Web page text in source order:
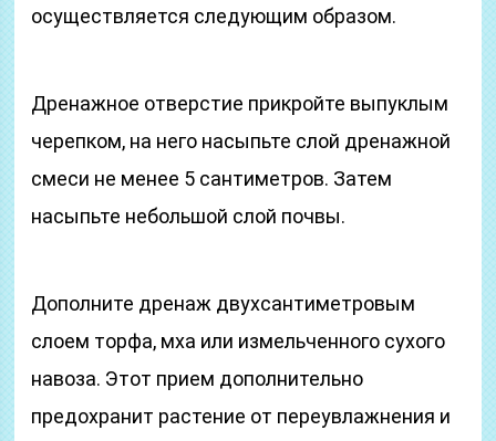
осуществляется следующим образом.
Дренажное отверстие прикройте выпуклым
черепком, на него насыпьте слой дренажной
смеси не менее 5 сантиметров. Затем
насыпьте небольшой слой почвы.
Дополните дренаж двухсантиметровым
слоем торфа, мха или измельченного сухого
навоза. Этот прием дополнительно
предохранит растение от переувлажнения и